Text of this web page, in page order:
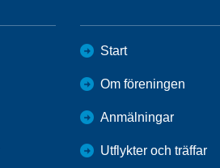
Start
Om föreningen
Anmälningar
Utflykter och träffar